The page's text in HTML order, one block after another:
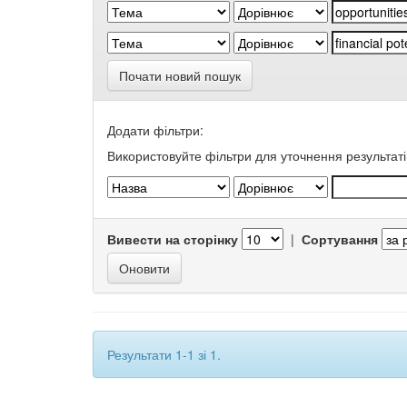
Почати новий пошук
Додати фільтри:
Використовуйте фільтри для уточнення
Вивести на сторінку | Сортування
Результати 1-1 зі 1.